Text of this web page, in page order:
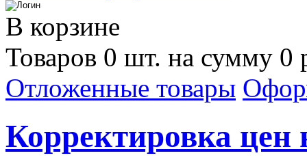
В корзине
Товаров 0 шт. на сумму 0
Отложенные товары
Корректировка цен